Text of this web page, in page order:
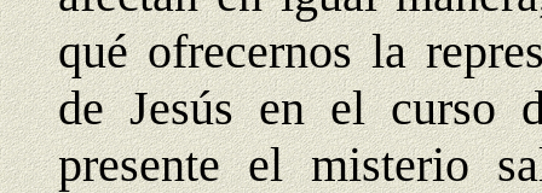
qué ofrecernos la
de Jesús en el curso
presente el misterio